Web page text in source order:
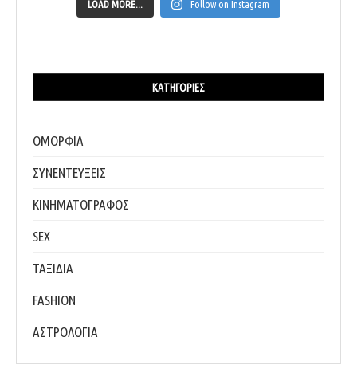
LOAD MORE... Follow on Instagram
ΚΑΤΗΓΟΡΊΕΣ
ΟΜΟΡΦΙΑ
ΣΥΝΕΝΤΕΥΞΕΙΣ
ΚΙΝΗΜΑΤΟΓΡΑΦΟΣ
SEX
ΤΑΞΙΔΙΑ
FASHION
ΑΣΤΡΟΛΟΓΙΑ